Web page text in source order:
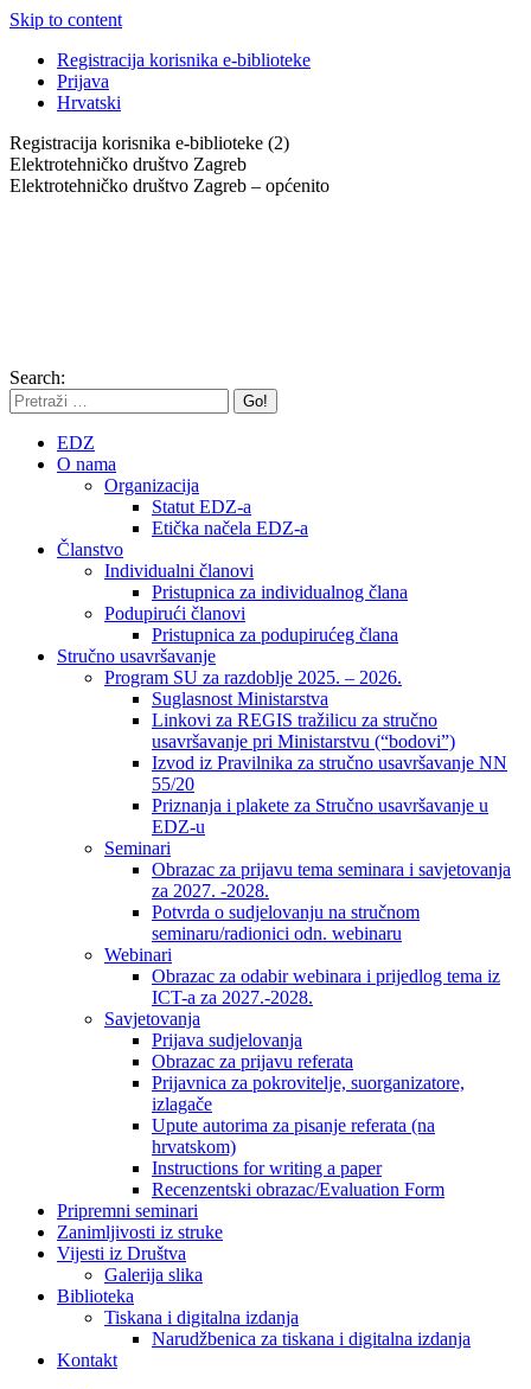
Skip to content
Registracija korisnika e-biblioteke
Prijava
Hrvatski
Registracija korisnika e-biblioteke (2)
Elektrotehničko društvo Zagreb
Elektrotehničko društvo Zagreb – općenito
Search:
EDZ
O nama
Organizacija
Statut EDZ-a
Etička načela EDZ-a
Članstvo
Individualni članovi
Pristupnica za individualnog člana
Podupirući članovi
Pristupnica za podupirućeg člana
Stručno usavršavanje
Program SU za razdoblje 2025. – 2026.
Suglasnost Ministarstva
Linkovi za REGIS tražilicu za stručno
usavršavanje pri Ministarstvu (“bodovi”)
Izvod iz Pravilnika za stručno usavršavanje NN
55/20
Priznanja i plakete za Stručno usavršavanje u
EDZ-u
Seminari
Obrazac za prijavu tema seminara i savjetovanja
za 2027. -2028.
Potvrda o sudjelovanju na stručnom
seminaru/radionici odn. webinaru
Webinari
Obrazac za odabir webinara i prijedlog tema iz
ICT-a za 2027.-2028.
Savjetovanja
Prijava sudjelovanja
Obrazac za prijavu referata
Prijavnica za pokrovitelje, suorganizatore,
izlagače
Upute autorima za pisanje referata (na
hrvatskom)
Instructions for writing a paper
Recenzentski obrazac/Evaluation Form
Pripremni seminari
Zanimljivosti iz struke
Vijesti iz Društva
Galerija slika
Biblioteka
Tiskana i digitalna izdanja
Narudžbenica za tiskana i digitalna izdanja
Kontakt